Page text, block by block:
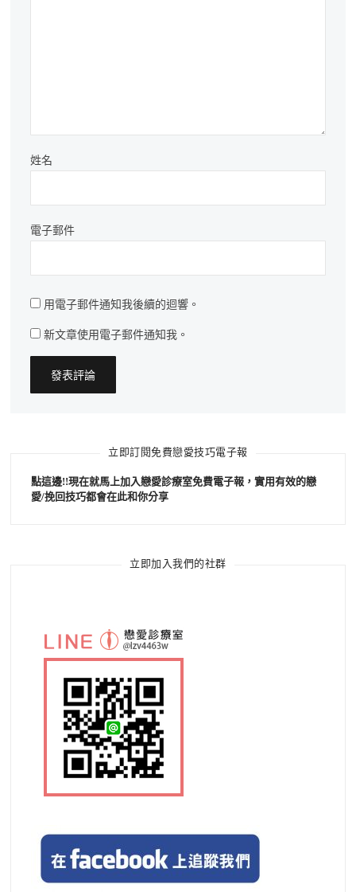
姓名
電子郵件
用電子郵件通知我後續的迴響。
新文章使用電子郵件通知我。
立即訂閱免費戀愛技巧電子報
點這邊!!現在就馬上加入戀愛診療室免費電子報，實用有效的戀
愛/挽回技巧都會在此和你分享
立即加入我們的社群